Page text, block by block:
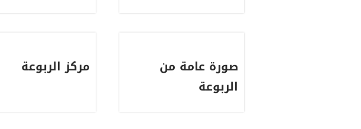
صورة عامة من
الربوعة
مركز الربوعة